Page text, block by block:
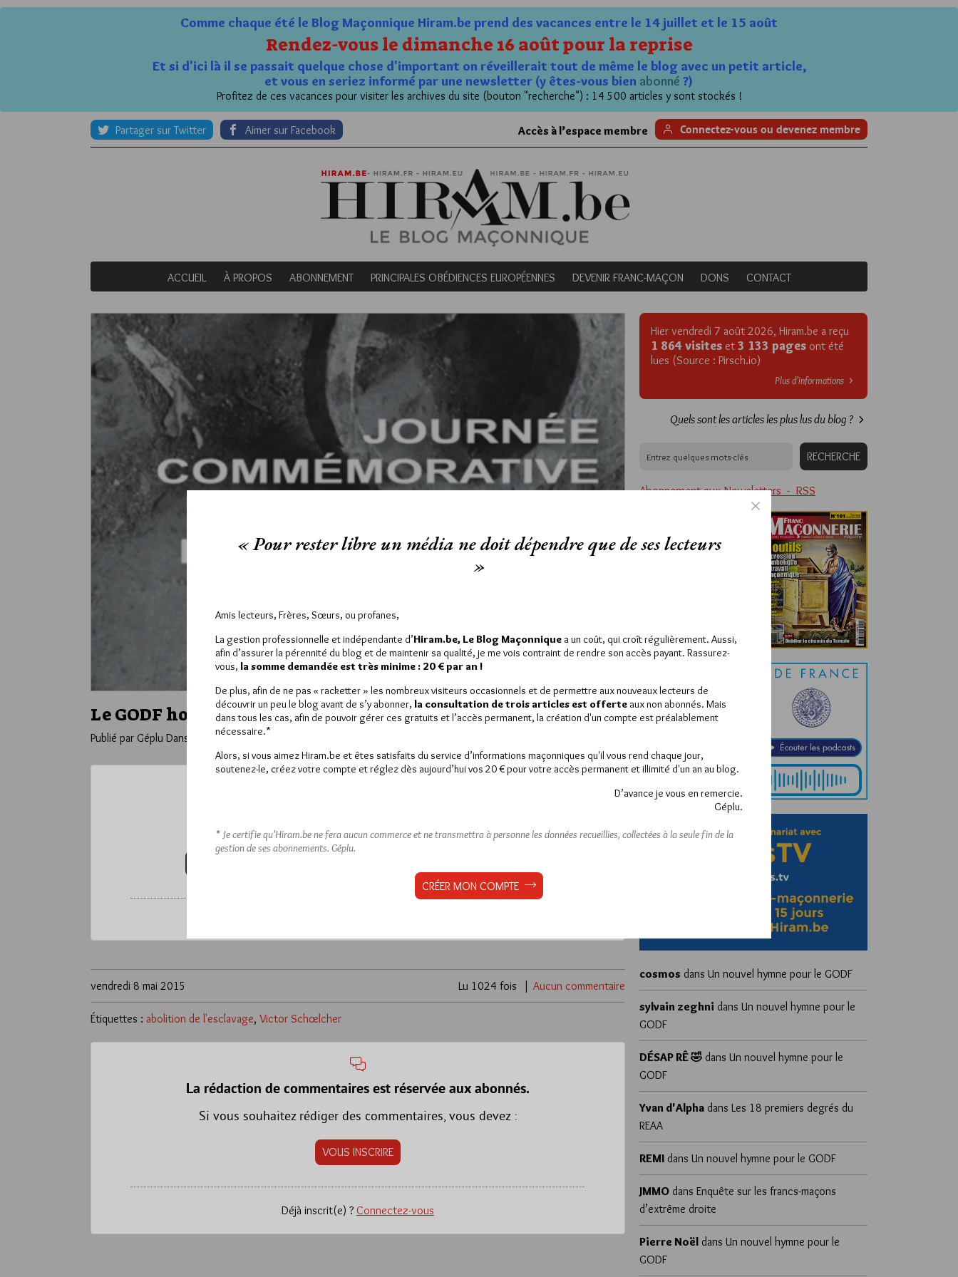
Comme chaque été le Blog Maçonnique Hiram.be prend des vacances entre le 14 juillet et le 15 août
Rendez-vous le dimanche 16 août pour la reprise
Et si d'ici là il se passait quelque chose d'important on réveillerait tout de même le blog avec un petit article,
et vous en seriez informé par une newsletter (y êtes-vous bien abonné ?)
Profitez de ces vacances pour visiter les archives du site (bouton "recherche") : 14 500 articles y sont stockés !
Partager sur Twitter Aimer sur Facebook Accès à l’espace membre Connectez-vous ou devenez membre
ACCUEIL À PROPOS ABONNEMENT PRINCIPALES OBÉDIENCES EUROPÉENNES DEVENIR FRANC-MAÇON DONS CONTACT
Le GODF honore Victor Schœlcher
Publié par Géplu Dans Divers
Pour accéder à cet article, vous pouvez choisir de :
vendredi 8 mai 2015 Aucun commentaire
Lu 1024 fois
Étiquettes : abolition de l'esclavage, Victor Schœlcher
La rédaction de commentaires est réservée aux abonnés.
Si vous souhaitez rédiger des commentaires, vous devez :
VOUS INSCRIRE
Déjà inscrit(e) ? Connectez-vous
Hier vendredi 7 août 2026, Hiram.be a reçu
1 864 visites et 3 133 pages ont été
lues (Source : Pirsch.io)
Plus d’informations
Quels sont les articles les plus lus du blog ?
Abonnement aux Newsletters - RSS
cosmos dans Un nouvel hymne pour le GODF
sylvain zeghni dans Un nouvel hymne pour le
GODF
DÉSAP RÊ 🤣 dans Un nouvel hymne pour le
GODF
Yvan d'Alpha dans Les 18 premiers degrés du
REAA
REMI dans Un nouvel hymne pour le GODF
JMMO dans Enquête sur les francs-maçons
d’extrême droite
Pierre Noël dans Un nouvel hymne pour le
GODF
« Pour rester libre un média ne doit dépendre que de ses lecteurs
»
Amis lecteurs, Frères, Sœurs, ou profanes,
La gestion professionnelle et indépendante d’Hiram.be, Le Blog Maçonnique a un coût, qui croît régulièrement. Aussi,
afin d’assurer la pérennité du blog et de maintenir sa qualité, je me vois contraint de rendre son accès payant. Rassurez-
vous, la somme demandée est très minime : 20 € par an !
De plus, afin de ne pas « racketter » les nombreux visiteurs occasionnels et de permettre aux nouveaux lecteurs de
découvrir un peu le blog avant de s’y abonner, la consultation de trois articles est offerte aux non abonnés. Mais
dans tous les cas, afin de pouvoir gérer ces gratuits et l’accès permanent, la création d'un compte est préalablement
nécessaire.*
Alors, si vous aimez Hiram.be et êtes satisfaits du service d’informations maçonniques qu'il vous rend chaque jour,
soutenez-le, créez votre compte et réglez dès aujourd’hui vos 20 € pour votre accès permanent et illimité d'un an au blog.
D’avance je vous en remercie.
Géplu.
* Je certifie qu’Hiram.be ne fera aucun commerce et ne transmettra à personne les données recueillies, collectées à la seule fin de la
gestion de ses abonnements. Géplu.
CRÉER MON COMPTE